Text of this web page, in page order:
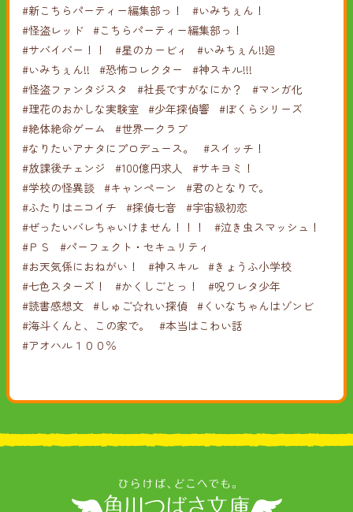
#新こちらパーティー編集部っ！
#いみちぇん！
#怪盗レッド #こちらパーティー編集部っ！
#サバイバー！！
#星のカービィ
#いみちぇん!!廻
#いみちぇん!!
#恐怖コレクター
#神スキル!!!
#怪盗ファンタジスタ
#社長ですがなにか？
#マンガ化
#理花のおかしな実験室 #少年探偵響
#ぼくらシリーズ
#絶体絶命ゲーム
#世界一クラブ
#なりたいアナタにプロデュース。
#スイッチ！
#放課後チェンジ
#100億円求人
#サキヨミ！
#学校の怪異談 #キャンペーン
#君のとなりで。
#ふたりはニコイチ
#探偵七音
#宇宙級初恋
#ぜったいバレちゃいけません！！！
#泣き虫スマッシュ！
#ＰＳ
#パーフェクト・セキュリティ
#お天気係におねがい！
#神スキル #きょうふ小学校
#七色スターズ！
#かくしごとっ！
#呪ワレタ少年
#読書感想文
#しゅご☆れい探偵 #くいなちゃんはゾンビ
#海斗くんと、この家で。
#本当はこわい話
#アオハル１００％